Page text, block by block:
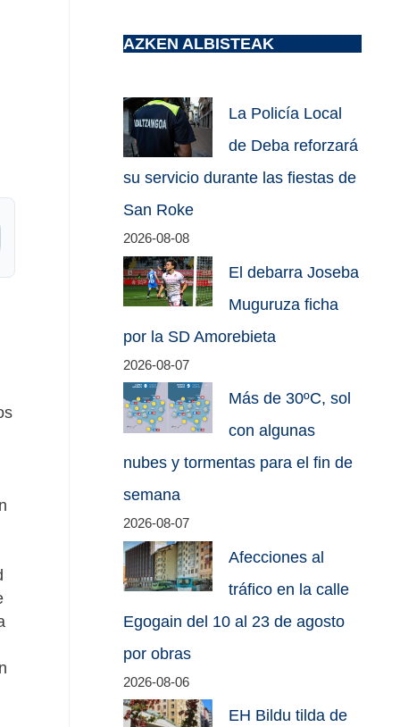
AZKEN ALBISTEAK
La Policía Local
de Deba reforzará
su servicio durante las fiestas de
San Roke
2026-08-08
El debarra Joseba
Muguruza ficha
por la SD Amorebieta
2026-08-07
Más de 30ºC, sol
con algunas
nubes y tormentas para el fin de
semana
2026-08-07
Afecciones al
tráfico en la calle
Egogain del 10 al 23 de agosto
por obras
2026-08-06
EH Bildu tilda de